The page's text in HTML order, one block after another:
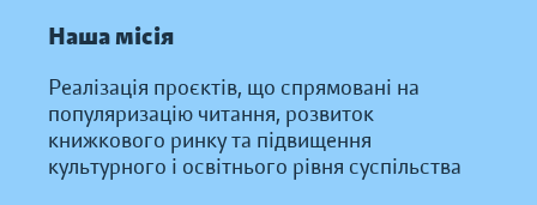
Наша місія
Реалізація проєктів, що спрямовані на
популяризацію читання, розвиток
книжкового ринку та підвищення
культурного і освітнього рівня суспільства